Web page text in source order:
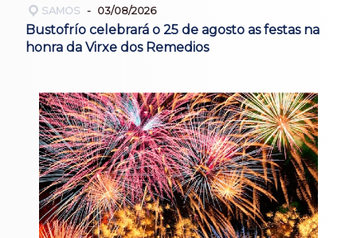
SAMOS 03/08/2026
Bustofrío celebrará o 25 de agosto as festas na
honra da Virxe dos Remedios